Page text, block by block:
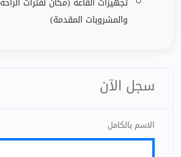
والمشروبات المقدمة)
سجل الآن
الاسم بالكامل